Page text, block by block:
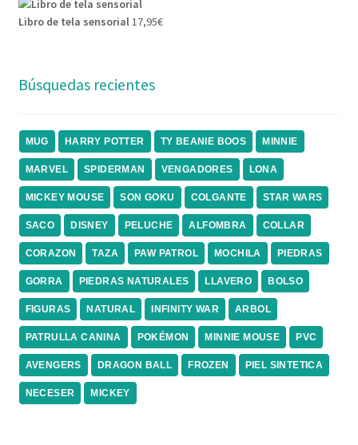
Libro de tela sensorial17,95€
Búsquedas recientes
MUG HARRY POTTER TY BEANIE BOOS MINNIE
MARVEL SPIDERMAN VENGADORES LONA
MICKEY MOUSE SON GOKU COLGANTE STAR WARS
SACO DISNEY PELUCHE ALFOMBRA COLLAR
CORAZON TAZA PAW PATROL MOCHILA PIEDRAS
GORRA PIEDRAS NATURALES LLAVERO BOLSO
FIGURAS NATURAL INFINITY WAR ARBOL
PATRULLA CANINA POKÉMON MINNIE MOUSE PVC
AVENGERS DRAGON BALL FROZEN PIEL SINTETICA
NECESER MICKEY